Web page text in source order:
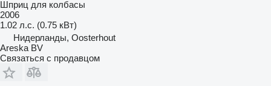
Шприц для колбасы
2006
1.02 л.с. (0.75 кВт)
Нидерланды, Oosterhout
Areska BV
Связаться с продавцом